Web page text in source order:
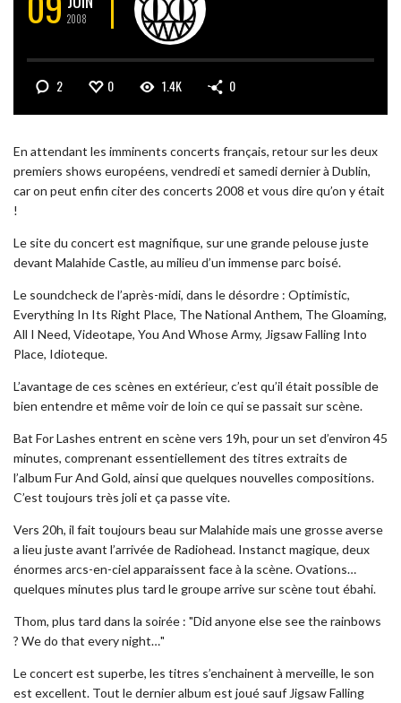
2008
2 0 1.4K 0
En attendant les imminents concerts français, retour sur les deux
premiers shows européens, vendredi et samedi dernier à Dublin,
car on peut enfin citer des concerts 2008 et vous dire qu’on y était
!
Le site du concert est magnifique, sur une grande pelouse juste
devant Malahide Castle, au milieu d’un immense parc boisé.
Le soundcheck de l’après-midi, dans le désordre : Optimistic,
Everything In Its Right Place, The National Anthem, The Gloaming,
All I Need, Videotape, You And Whose Army, Jigsaw Falling Into
Place, Idioteque.
L’avantage de ces scènes en extérieur, c’est qu’il était possible de
bien entendre et même voir de loin ce qui se passait sur scène.
Bat For Lashes entrent en scène vers 19h, pour un set d’environ 45
minutes, comprenant essentiellement des titres extraits de
l’album Fur And Gold, ainsi que quelques nouvelles compositions.
C’est toujours très joli et ça passe vite.
Vers 20h, il fait toujours beau sur Malahide mais une grosse averse
a lieu juste avant l’arrivée de Radiohead. Instanct magique, deux
énormes arcs-en-ciel apparaissent face à la scène. Ovations…
quelques minutes plus tard le groupe arrive sur scène tout ébahi.
Thom, plus tard dans la soirée : "Did anyone else see the rainbows
? We do that every night…"
Le concert est superbe, les titres s’enchainent à merveille, le son
est excellent. Tout le dernier album est joué sauf Jigsaw Falling